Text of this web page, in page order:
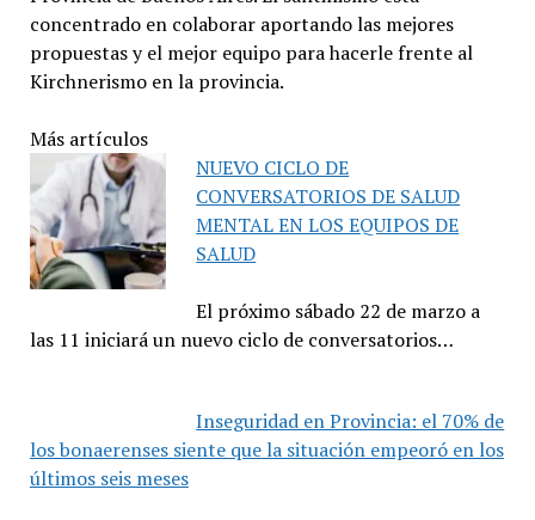
concentrado en colaborar aportando las mejores
propuestas y el mejor equipo para hacerle frente al
Kirchnerismo en la provincia.
Más artículos
NUEVO CICLO DE
CONVERSATORIOS DE SALUD
MENTAL EN LOS EQUIPOS DE
SALUD
El próximo sábado 22 de marzo a
las 11 iniciará un nuevo ciclo de conversatorios…
Inseguridad en Provincia: el 70% de
los bonaerenses siente que la situación empeoró en los
últimos seis meses